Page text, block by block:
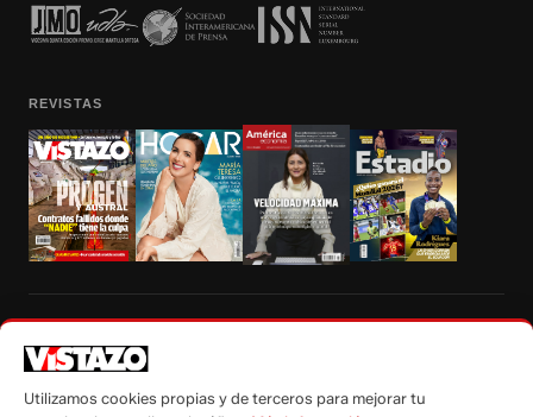
REVISTAS
autorización escrita de su titular, de todos los contenidos de Vistazo.com.
Utilizamos cookies propias y de terceros para mejorar tu